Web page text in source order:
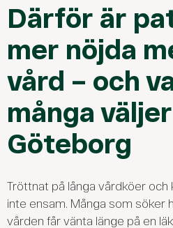
Därför är
mer nöjda
vård – och
många
Göteborg
Tröttnat på långa vårdköer och
inte ensam. Många som söker
vården får vänta länge på en